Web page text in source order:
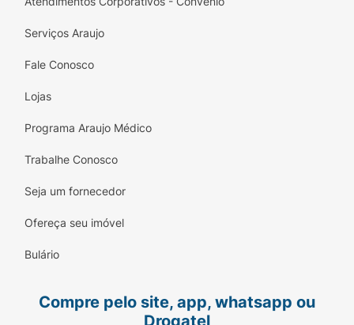
Serviços Araujo
Fale Conosco
Lojas
Programa Araujo Médico
Trabalhe Conosco
Seja um fornecedor
Ofereça seu imóvel
Bulário
Compre pelo site, app, whatsapp ou
Drogatel